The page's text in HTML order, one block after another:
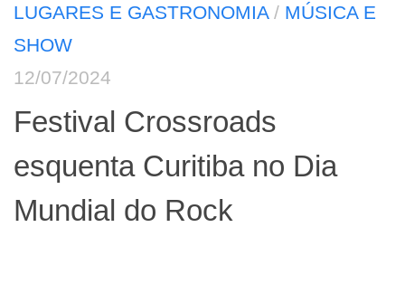
LUGARES E GASTRONOMIA/ MÚSICA E
SHOW
12/07/2024
Festival Crossroads
esquenta Curitiba no Dia
Mundial do Rock